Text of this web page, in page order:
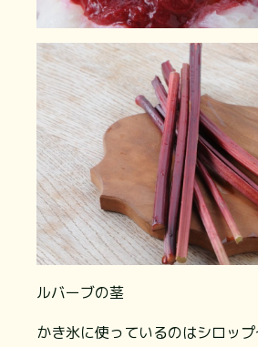
ルバーブの茎
かき氷に使っているのはシロップ